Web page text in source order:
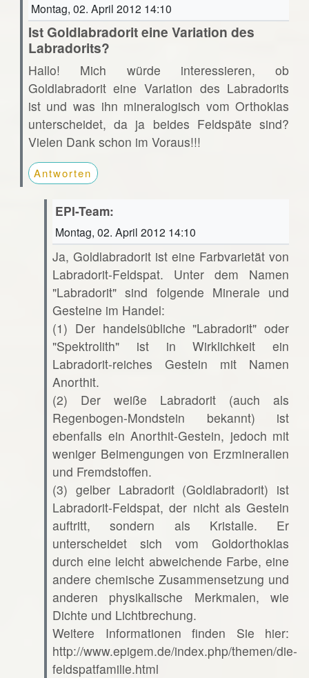
Montag, 02. April 2012 14:10
Ist Goldlabradorit eine Variation des
Labradorits?
Hallo! Mich würde interessieren, ob
Goldlabradorit eine Variation des Labradorits
ist und was ihn mineralogisch vom Orthoklas
unterscheidet, da ja beides Feldspäte sind?
Vielen Dank schon im Voraus!!!
Antworten
EPI-Team:
Montag, 02. April 2012 14:10
Ja, Goldlabradorit ist eine Farbvarietät von
Labradorit-Feldspat. Unter dem Namen
"Labradorit" sind folgende Minerale und
Gesteine im Handel:
(1) Der handelsübliche "Labradorit" oder
"Spektrolith" ist in Wirklichkeit ein
Labradorit-reiches Gestein mit Namen
Anorthit.
(2) Der weiße Labradorit (auch als
Regenbogen-Mondstein bekannt) ist
ebenfalls ein Anorthit-Gestein, jedoch mit
weniger Beimengungen von Erzmineralien
und Fremdstoffen.
(3) gelber Labradorit (Goldlabradorit) ist
Labradorit-Feldspat, der nicht als Gestein
auftritt, sondern als Kristalle. Er
unterscheidet sich vom Goldorthoklas
durch eine leicht abweichende Farbe, eine
andere chemische Zusammensetzung und
anderen physikalische Merkmalen, wie
Dichte und Lichtbrechung.
Weitere Informationen finden Sie hier:
http://www.epigem.de/index.php/themen/die-
feldspatfamilie.html